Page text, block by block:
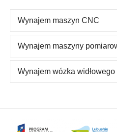
Wynajem maszyn CNC
Wynajem maszyny
Wynajem wózka widłowego